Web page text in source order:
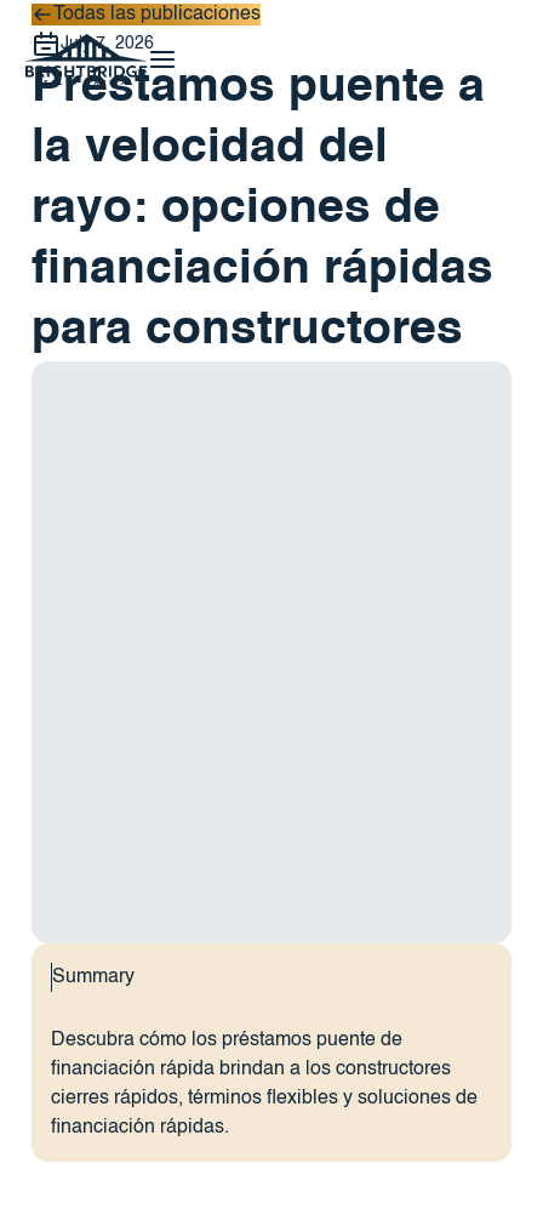
Todas las publicaciones
Todas las publicaciones
July 7, 2026
Préstamos puente a
la velocidad del
rayo: opciones de
financiación rápidas
para constructores
Summary
Descubra cómo los préstamos puente de
financiación rápida brindan a los constructores
cierres rápidos, términos flexibles y soluciones de
financiación rápidas.